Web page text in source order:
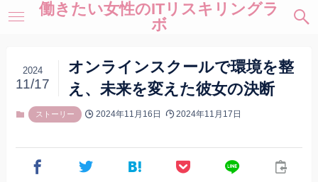
働きたい女性のITリスキリングラ
ボ
オンラインスクールで環境を整
え、未来を変えた彼女の決断
2024
11/17
ストーリー 2024年11月16日 2024年11月17日